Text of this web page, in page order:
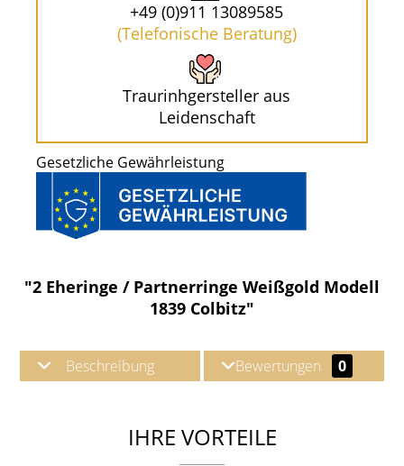
+49 (0)911 13089585
(Telefonische Beratung)
Traurinhgersteller aus
Leidenschaft
Gesetzliche Gewährleistung
"2 Eheringe / Partnerringe Weißgold Modell
1839 Colbitz"
Beschreibung Bewertungen 0
IHRE VORTEILE